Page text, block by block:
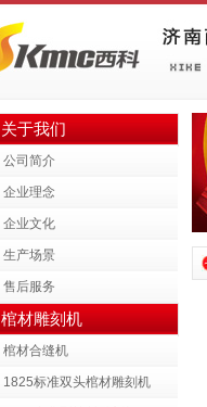
关于我们
公司简介
企业理念
企业文化
生产场景
售后服务
棺材雕刻机
棺材合缝机
1825标准双头棺材雕刻机